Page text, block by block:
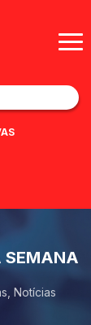
SEMANA
Notícias